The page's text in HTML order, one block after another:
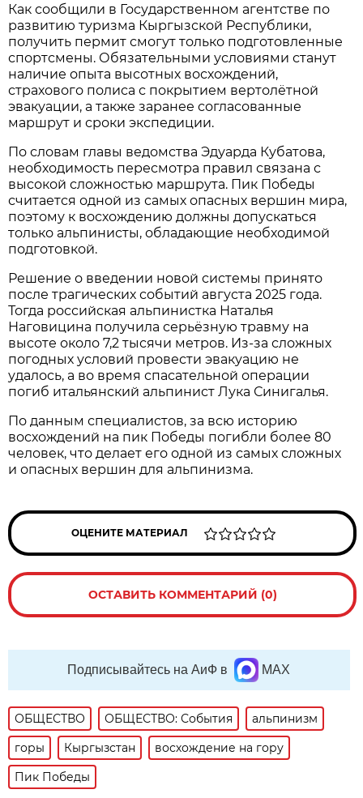
Как сообщили в Государственном агентстве по
развитию туризма Кыргызской Республики,
получить пермит смогут только подготовленные
спортсмены. Обязательными условиями станут
наличие опыта высотных восхождений,
страхового полиса с покрытием вертолётной
эвакуации, а также заранее согласованные
маршрут и сроки экспедиции.
По словам главы ведомства Эдуарда Кубатова,
необходимость пересмотра правил связана с
высокой сложностью маршрута. Пик Победы
считается одной из самых опасных вершин мира,
поэтому к восхождению должны допускаться
только альпинисты, обладающие необходимой
подготовкой.
Решение о введении новой системы принято
после трагических событий августа 2025 года.
Тогда российская альпинистка Наталья
Наговицина получила серьёзную травму на
высоте около 7,2 тысячи метров. Из-за сложных
погодных условий провести эвакуацию не
удалось, а во время спасательной операции
погиб итальянский альпинист Лука Синигалья.
По данным специалистов, за всю историю
восхождений на пик Победы погибли более 80
человек, что делает его одной из самых сложных
и опасных вершин для альпинизма.
ОЦЕНИТЕ МАТЕРИАЛ
ОСТАВИТЬ КОММЕНТАРИЙ (0)
Подписывайтесь на АиФ в MAX
ОБЩЕСТВО ОБЩЕСТВО: События
альпинизм
горы
Кыргызстан
восхождение на гору
Пик Победы